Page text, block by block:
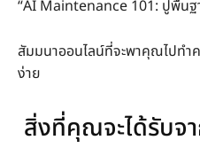
“AI Maintenance 101: ปูพื้น
สัมมนาออนไลน์ที่จะพาคุณไปทำ
ง่าย
สิ่งที่คุณจะได้รับจ